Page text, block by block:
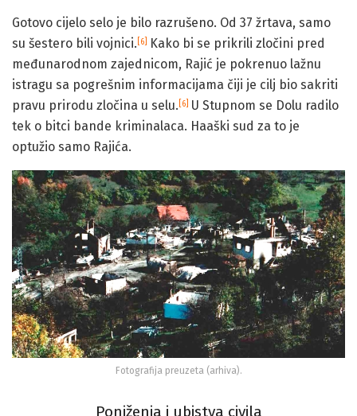
Gotovo cijelo selo je bilo razrušeno. Od 37 žrtava, samo
su šestero bili vojnici. [6]
Kako bi se prikrili zločini pred
međunarodnom zajednicom, Rajić je pokrenuo lažnu
istragu sa pogrešnim informacijama čiji je cilj bio sakriti
pravu prirodu zločina u selu. [6] U Stupnom se Dolu radilo
tek o bitci bande kriminalaca. Haaški sud za to je
optužio samo Rajića.
Fotografija preuzeta (arhiva).
Poniženja i ubistva civila